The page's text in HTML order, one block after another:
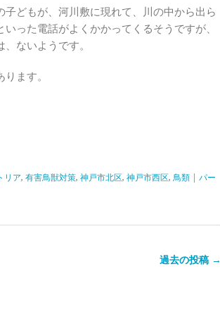
どもが、河川敷に現れて、川の中から出ら
った電話がよくかかってくるそうですが、
ないようです。
ます。
リア, 有害鳥獣対策, 神戸市北区, 神戸市西区, 鳥類
パー
過去の投稿 →